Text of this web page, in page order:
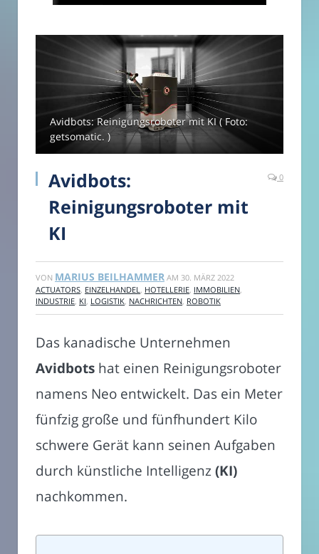
Avidbots: Reinigungsroboter mit KI ( Foto:
getsomatic. )
Avidbots:
Reinigungsroboter mit
KI
0
VON MARIUS BEILHAMMER AM 30. MÄRZ 2022
ACTUATORS EINZELHANDEL HOTELLERIE IMMOBILIEN
INDUSTRIE KI LOGISTIK NACHRICHTEN ROBOTIK
Das kanadische Unternehmen
Avidbots hat einen Reinigungsroboter
namens Neo entwickelt. Das ein Meter
fünfzig große und fünfhundert Kilo
schwere Gerät kann seinen Aufgaben
durch künstliche Intelligenz(KI)
nachkommen.